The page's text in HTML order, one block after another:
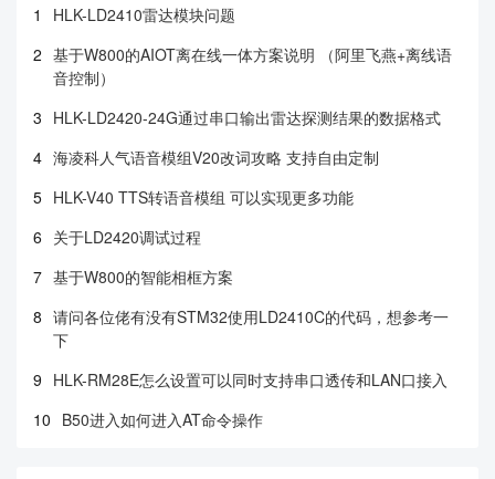
1
HLK-LD2410雷达模块问题
2 基于W800的AIOT离在线一体方案说明 （阿里飞燕+离线语
音控制）
3 HLK-LD2420-24G通过串口输出雷达探测结果的数据格式
4 海凌科人气语音模组V20改词攻略 支持自由定制
5 HLK-V40 TTS转语音模组 可以实现更多功能
6 关于LD2420调试过程
7 基于W800的智能相框方案
8 请问各位佬有没有STM32使用LD2410C的代码，想参考一
下
9 HLK-RM28E怎么设置可以同时支持串口透传和LAN口接入
10 B50进入如何进入AT命令操作